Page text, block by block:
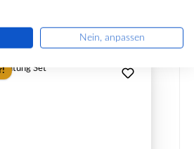
Nein, anpassen